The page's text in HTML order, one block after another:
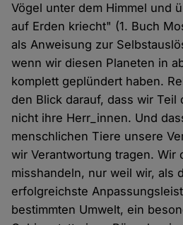
Vögel unter dem Himmel und
auf Erden kriecht" (1. Buch
als Anweisung zur
wenn wir diesen Planeten in
komplett geplündert haben.
den Blick darauf, dass wir Teil
nicht ihre Herr_innen. Und
menschlichen Tiere unsere
wir Verantwortung tragen. Wir
misshandeln, nur weil wir, als
erfolgreichste
bestimmten Umwelt, ein